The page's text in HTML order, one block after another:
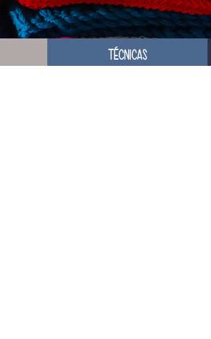
TÉCNICAS